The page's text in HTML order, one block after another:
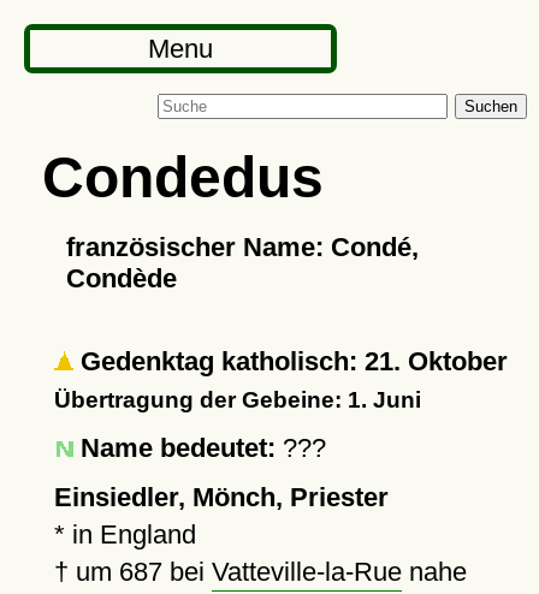
Menu
Suchen
Condedus
französischer Name: Condé,
Condède
Gedenktag katholisch: 21. Oktober
Übertragung der Gebeine: 1. Juni
Name bedeutet: ???
Einsiedler, Mönch, Priester
* in England
† um 687bei Vatteville-la-Ruenahe